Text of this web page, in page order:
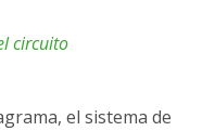
circuito
el sistema de